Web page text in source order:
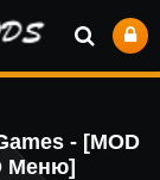
- [MOD
Меню]